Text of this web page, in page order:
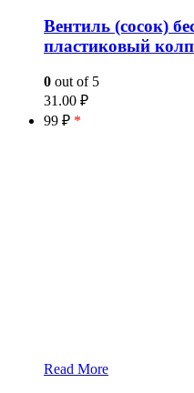
Вентиль (сосок)
пластиковый
0 out of 5
31.00 ₽
99 ₽ *
Read More